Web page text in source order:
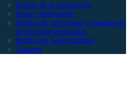
Estado de tu transacción
Pago confirmación
Política de privacidad y tratamiento
de los datos personales
Política de Sostenibilidad
Tiquetes